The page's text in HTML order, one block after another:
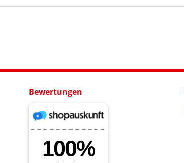
Bewertungen